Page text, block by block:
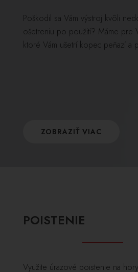
Poškodil sa Vám výstroj kvôli
ošetreniu po použití? Máme pre
ktoré Vám ušetrí kopec peňazí a
ZOBRAZIŤ VIAC
POISTENIE
Využite úrazové poistenie na